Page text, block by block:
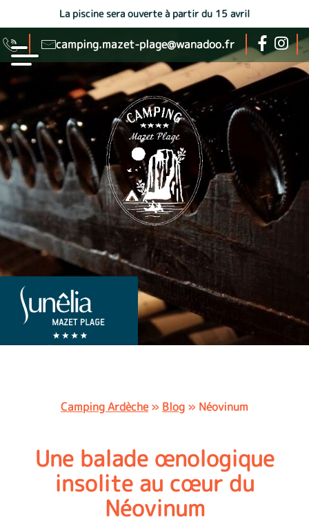
La piscine sera ouverte à partir du 15 avril
camping.mazet-plage@wanadoo.fr
Camping Ardèche» Blog » Néovinum
Une balade œnologique
insolite au cœur du
Néovinum